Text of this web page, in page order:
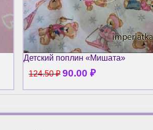
Детский поплин «Мишата»
124.50₽ 90.00 ₽